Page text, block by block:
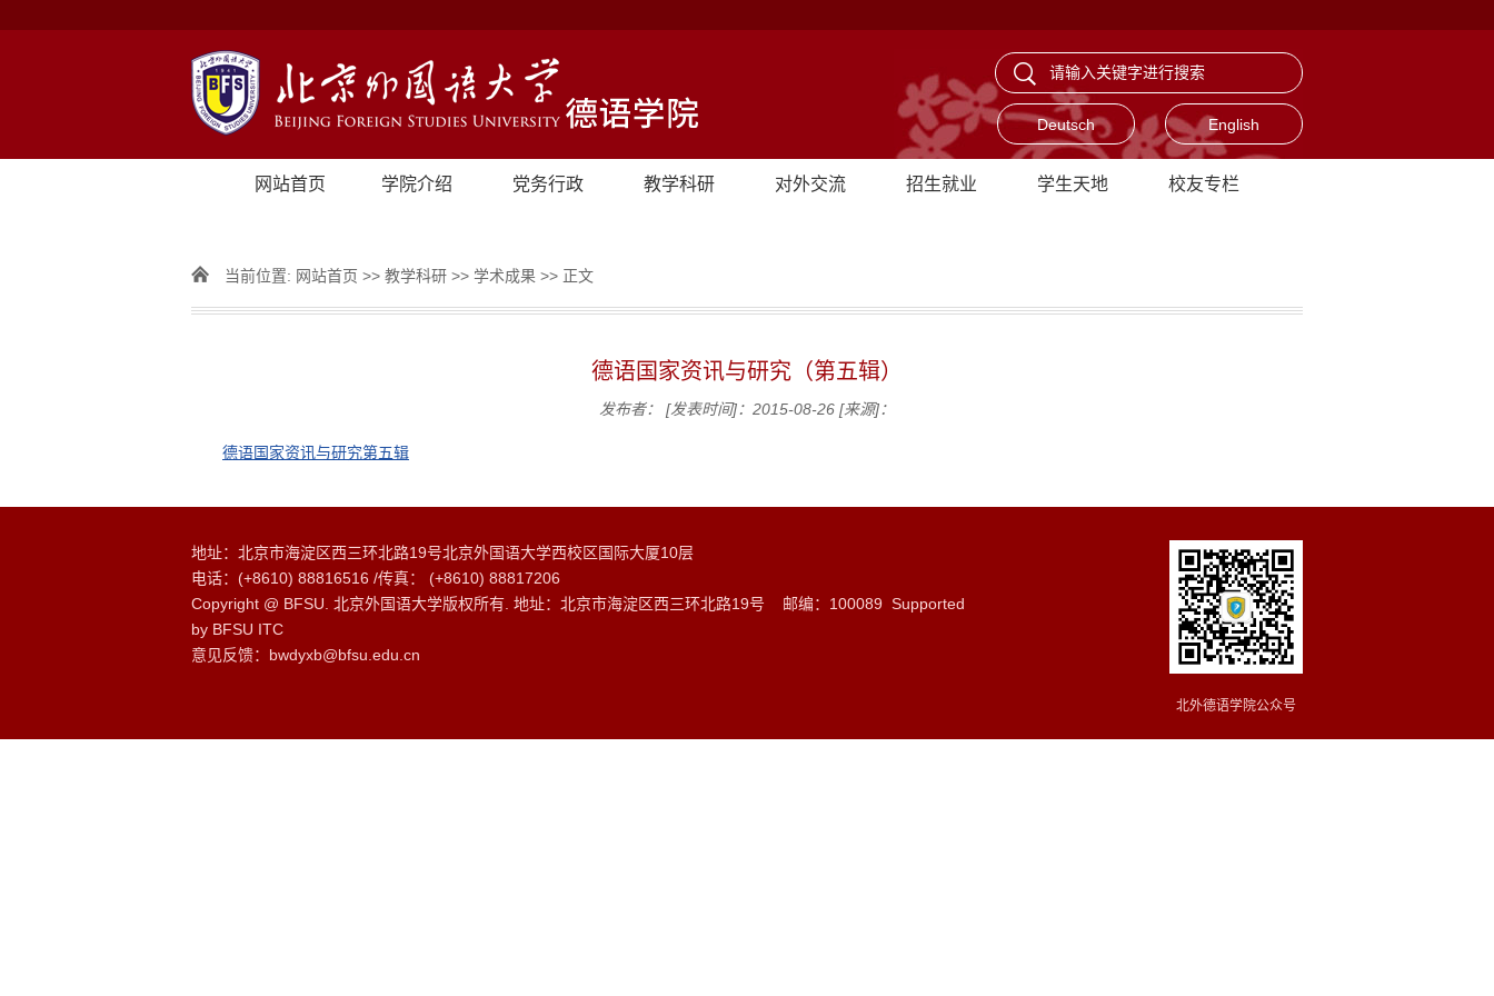
Deutsch English
网站首页 学院介绍 党务行政 教学科研 对外交流 招生就业 学生天地 校友专栏
当前位置: 网站首页 >> 教学科研 >> 学术成果 >> 正文
德语国家资讯与研究（第五辑）
发布者： [发表时间]：2015-08-26 [来源]：
德语国家资讯与研究第五辑
地址：北京市海淀区西三环北路19号北京外国语大学西校区国际大厦10层
电话：(+8610) 88816516 /传真： (+8610) 88817206
Copyright @ BFSU. 北京外国语大学版权所有. 地址：北京市海淀区西三环北路19号 邮编：100089 Supported
by BFSU ITC
意见反馈：bwdyxb@bfsu.edu.cn
北外德语学院公众号